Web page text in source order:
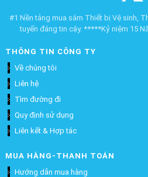
#1 Nền tảng mua sắm Thiết bị Vệ sinh,
tuyến đáng tin cậy. *****Kỷ niệm 15
THÔNG TIN CÔNG TY
Về chúng tôi
Liên hệ
Tìm đường đi
Quy định sử dụng
Liên kết & Hợp tác
MUA HÀNG-THANH TOÁN
Hướng dẫn mua hàng